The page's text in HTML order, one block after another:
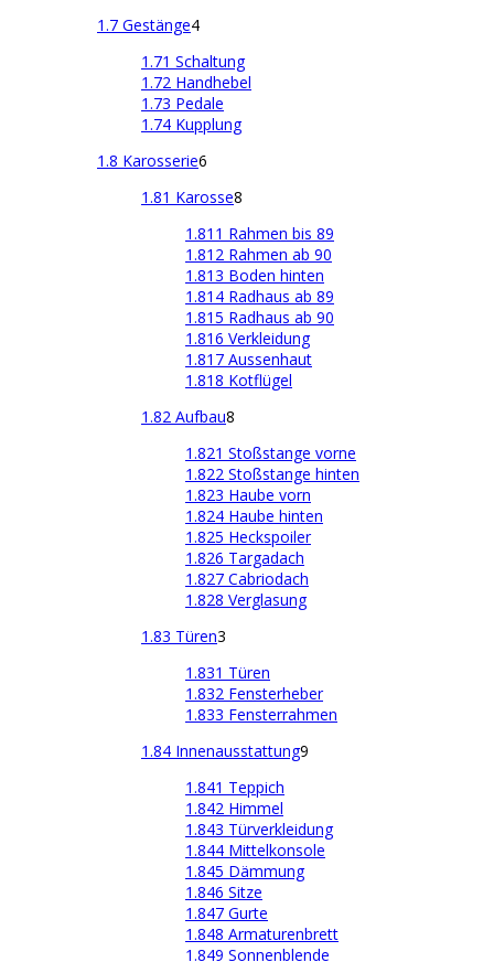
1.7 Gestänge4
1.71 Schaltung
1.72 Handhebel
1.73 Pedale
1.74 Kupplung
1.8 Karosserie6
1.81 Karosse8
1.811 Rahmen bis 89
1.812 Rahmen ab 90
1.813 Boden hinten
1.814 Radhaus ab 89
1.815 Radhaus ab 90
1.816 Verkleidung
1.817 Aussenhaut
1.818 Kotflügel
1.82 Aufbau8
1.821 Stoßstange vorne
1.822 Stoßstange hinten
1.823 Haube vorn
1.824 Haube hinten
1.825 Heckspoiler
1.826 Targadach
1.827 Cabriodach
1.828 Verglasung
1.83 Türen3
1.831 Türen
1.832 Fensterheber
1.833 Fensterrahmen
1.84 Innenausstattung9
1.841 Teppich
1.842 Himmel
1.843 Türverkleidung
1.844 Mittelkonsole
1.845 Dämmung
1.846 Sitze
1.847 Gurte
1.848 Armaturenbrett
1.849 Sonnenblende